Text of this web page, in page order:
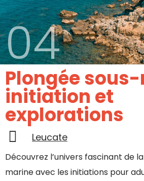
04
Plongée
initiation et
explorations
Leucate
Découvrez l’univers fascinant de
marine avec les initiations pour